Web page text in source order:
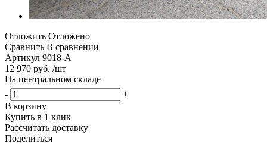
Отложить Отложено
Сравнить В сравнении
Артикул 9018-A
12 970 руб. /шт
На центральном складе
-
+
В корзину
Купить в 1 клик
Рассчитать доставку
Поделиться